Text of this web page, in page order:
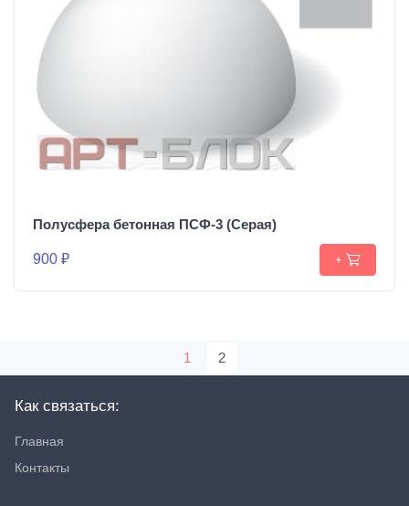
Полусфера бетонная ПСФ-3 (Серая)
900 ₽ +
1 2
Как связаться:
Главная
Контакты